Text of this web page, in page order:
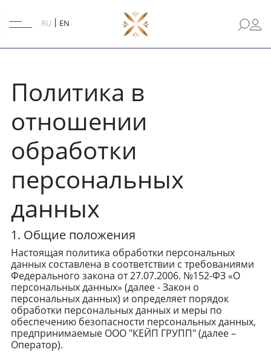
RU EN
Политика в
отношении
обработки
персональных
данных
1. Общие положения
Настоящая политика обработки персональных
данных составлена в соответствии с требованиями
Федерального закона от 27.07.2006. №152-ФЗ «О
персональных данных» (далее - Закон о
персональных данных) и определяет порядок
обработки персональных данных и меры по
обеспечению безопасности персональных данных,
предпринимаемые ООО "КЕЙП ГРУПП" (далее –
Оператор).